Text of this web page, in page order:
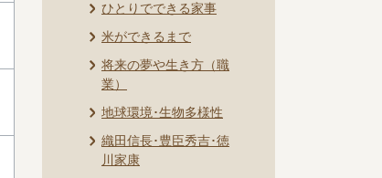
ひとりでできる家事
米ができるまで
将来の夢や生き方（職
業）
地球環境･生物多様性
織田信長･豊臣秀吉･徳
川家康